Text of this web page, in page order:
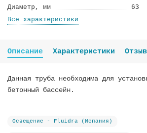
Диаметр, мм
63
Все характеристики
Описание Характеристики
Данная труба необходима для
бетонный бассейн.
Освещение - Fluidra (Испания)